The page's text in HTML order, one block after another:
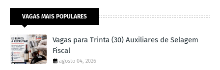
VAGAS MAIS POPULARES
Vagas para Trinta (30) Auxiliares de Selagem
Fiscal
agosto 04, 2026